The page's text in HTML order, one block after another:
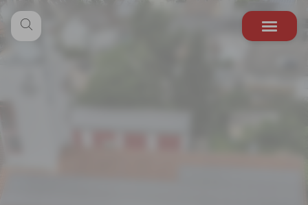
Zum Hauptinhalt springen